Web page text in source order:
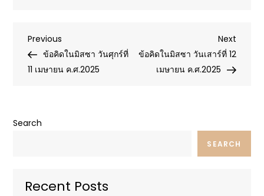
Post
navigation
Previous
Post
Previous
ข้อคิดในมิสซา วันศุกร์ที่
11 เมษายน ค.ศ.2025
Next
Post
Next
ข้อคิดในมิสซา วันเสาร์ที่ 12
เมษายน ค.ศ.2025
Search
SEARCH
Recent Posts